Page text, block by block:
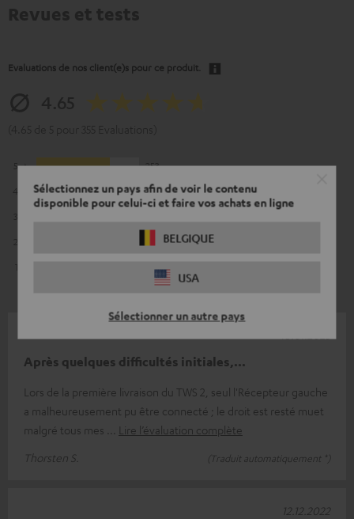
Sélectionnez un pays afin de voir le contenu
disponible pour celui-ci et faire vos achats en ligne
BELGIQUE
USA
Sélectionner un autre pays
Evaluations de nos client(e)s pour ce produit.
5
253
87
Après quelques difficultés initiales,...
Lors de la première livraison du TWS 2, seul l'Récepteur gauche
a malheureusement pu être connecté ; le droit est resté muet
malgré tous mes
Lire l’évaluation complète
Thorsten S.
(Traduit automatiquement *)
12.12.2022